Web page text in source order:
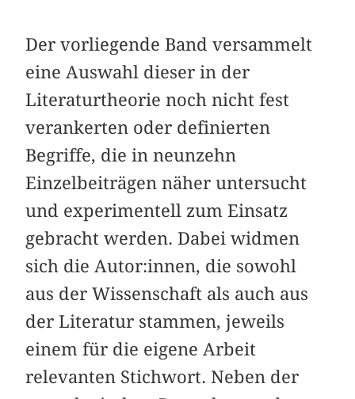
Der vorliegende Band versammelt
eine Auswahl dieser in der
Literaturtheorie noch nicht fest
verankerten oder definierten
Begriffe, die in neunzehn
Einzelbeiträgen näher untersucht
und experimentell zum Einsatz
gebracht werden. Dabei widmen
sich die Autor:innen, die sowohl
aus der Wissenschaft als auch aus
der Literatur stammen, jeweils
einem für die eigene Arbeit
relevanten Stichwort. Neben der